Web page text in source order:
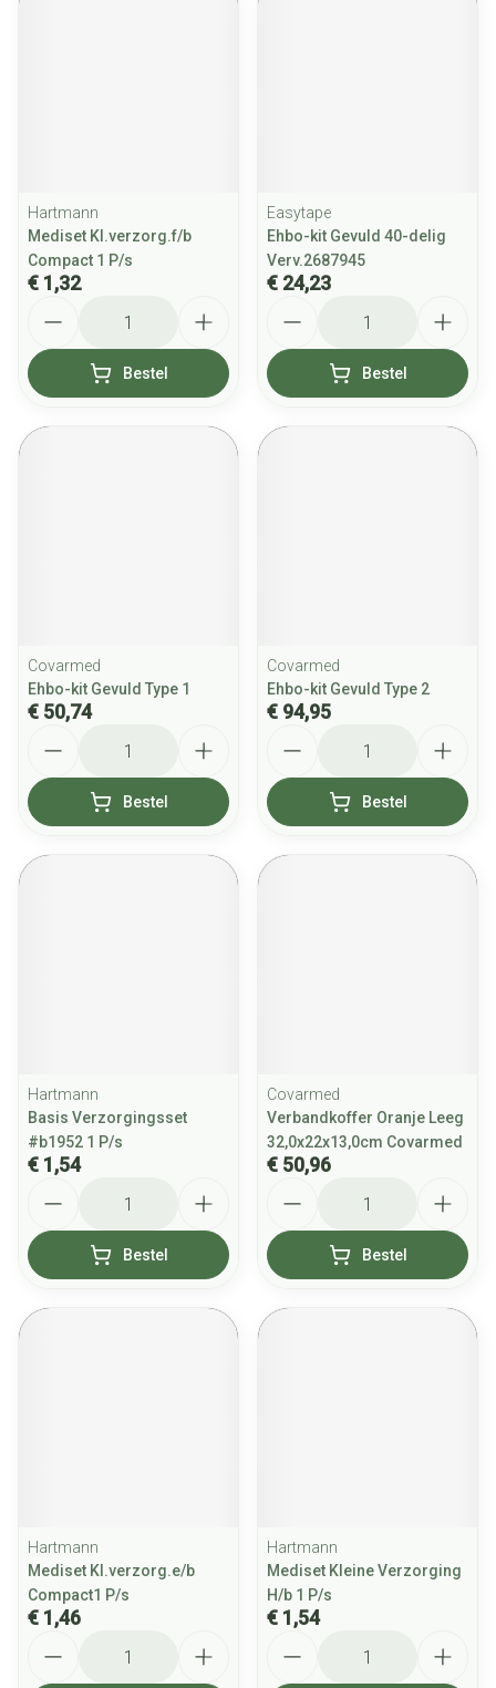
Hartmann
Mediset Kl.verzorg.f/b
Compact 1 P/s
€ 1,32
Bestel
Easytape
Ehbo-kit Gevuld 40-delig
Verv.2687945
€ 24,23
Bestel
Covarmed
Ehbo-kit Gevuld Type 1
€ 50,74
Bestel
Covarmed
Ehbo-kit Gevuld Type 2
€ 94,95
Bestel
Hartmann
Basis Verzorgingsset
#b1952 1 P/s
€ 1,54
Bestel
Covarmed
Verbandkoffer Oranje Leeg
32,0x22x13,0cm Covarmed
€ 50,96
Bestel
Hartmann
Mediset Kl.verzorg.e/b
Compact1 P/s
€ 1,46
Hartmann
Mediset Kleine Verzorging
H/b 1 P/s
€ 1,54